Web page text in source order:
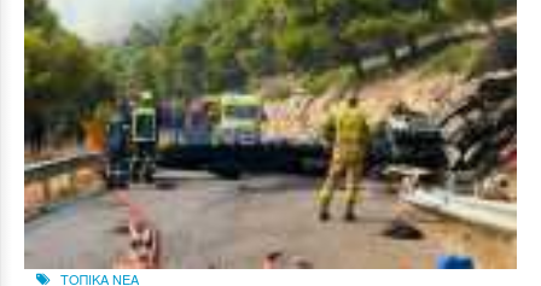
ΤΟΠΙΚΑ ΝΕΑ